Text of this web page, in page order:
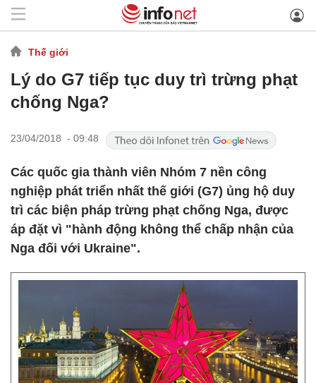
Thế giới
Lý do G7 tiếp tục duy trì trừng phạt
chống Nga?
23/04/2018 - 09:48
Các quốc gia thành viên Nhóm 7 nền công
nghiệp phát triển nhất thế giới (G7) ủng hộ duy
trì các biện pháp trừng phạt chống Nga, được
áp đặt vì "hành động không thể chấp nhận của
Nga đối với Ukraine".